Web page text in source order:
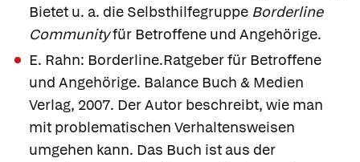
Bietet u. a. die Selbsthilfegruppe Borderline
Communityfür Betroffene und Angehörige.
E. Rahn: Borderline.Ratgeber für Betroffene
und Angehörige. Balance Buch & Medien
Verlag, 2007. Der Autor beschreibt, wie man
mit problematischen Verhaltensweisen
umgehen kann. Das Buch ist aus der